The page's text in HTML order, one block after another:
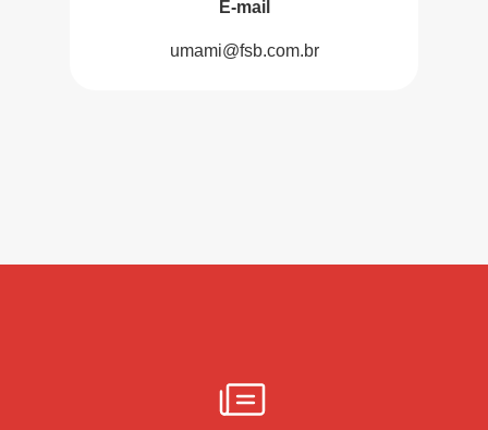
E-mail
umami@fsb.com.br